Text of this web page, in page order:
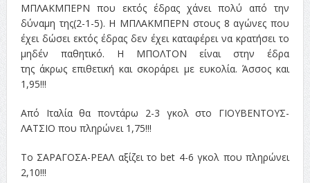
ΜΠΛΑΚΜΠΕΡΝ που εκτός έδρας χάνει πολύ από την
δύναμη της(2-1-5). Η ΜΠΛΑΚΜΠΕΡΝ στους 8 αγώνες που
έχει δώσει εκτός έδρας δεν έχει καταφέρει να κρατήσει το
μηδέν παθητικό. Η ΜΠΟΛΤΟΝ είναι στην έδρα
της άκρως επιθετική και σκοράρει με ευκολία. Άσσος και
1,95!!!
Από Ιταλία θα ποντάρω 2-3 γκολ στο ΓΙΟΥΒΕΝΤΟΥΣ-
ΛΑΤΣΙΟ που πληρώνει 1,75!!!
Το ΣΑΡΑΓΟΣΑ-ΡΕΑΛ αξίζει το bet 4-6 γκολ που πληρώνει
2,10!!!